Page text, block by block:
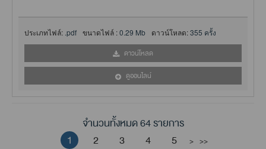
ประเภทไฟล์: .pdf ขนาดไฟล์ :0.29 Mb ดาวน์โหลด:355 ครั้ง
ดาวน์โหลด
ดูออนไลน์
จำนวนทั้งหมด 64 รายการ
1
2 3 4 5 > >>